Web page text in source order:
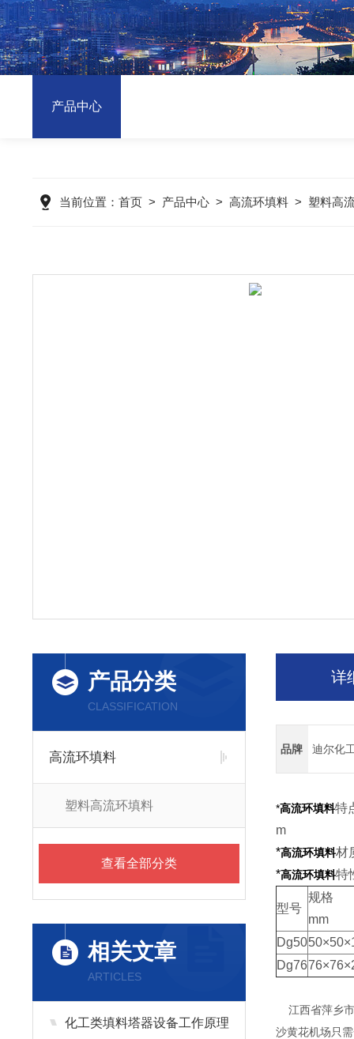
产品中心
当前位置： 首页> 产品中心> 高流环填料> 塑料高
产品分类
CLASSIFICATION
高流环填料
塑料高流环填料
查看全部分类
相关文章
ARTICLES
化工类填料塔器设备工作原理
详
品牌 迪尔化
*高流环填料特
m
*高流环填料材
*高流环填料特
型号
规格
mm
Dg50
Dg76
江西省萍乡市
沙黄花机场只